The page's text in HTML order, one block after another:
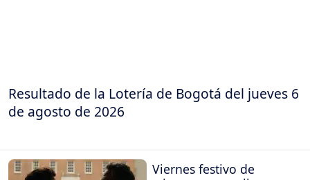
Resultado de la Lotería de Bogotá del jueves 6
de agosto de 2026
Viernes festivo de